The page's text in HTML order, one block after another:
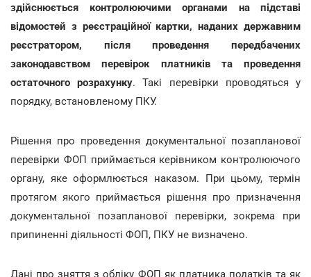
здійснюється контролюючими органами на підставі
відомостей з реєстраційної картки, наданих державним
реєстратором, після проведення передбачених
законодавством перевірок платників та проведення
остаточного розрахунку. Такі перевірки проводяться у
порядку, встановленому ПКУ.
Рішення про проведення документальної позапланової
перевірки ФОП приймається керівником контролюючого
органу, яке оформлюється наказом. При цьому, термін
протягом якого приймається рішення про призначення
документальної позапланової перевірки, зокрема при
припиненні діяльності ФОП, ПКУ не визначено.
Дані про зняття з обліку ФОП як платника податків та як